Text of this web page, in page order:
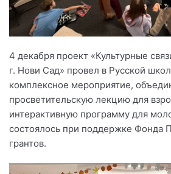
4 декабря проект «Культурные
г. Нови Сад» провел в Русской
комплексное мероприятие,
просветительскую лекцию для
интерактивную программу для
состоялось при поддержке Фонда
грантов.